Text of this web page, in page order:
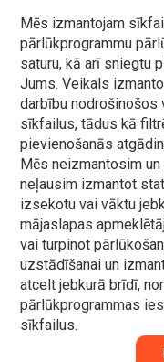
Mēs izmantojam
pārlūkprogrammu
saturu, kā arī sniegtu
Jums. Veikals
darbību
sīkfailus, tādus kā
pievienošanās
Mēs neizmantosim
neļausim izmantot
izsekotu vai vāktu
mājaslapas
vai turpinot
uzstādīšanai un
atcelt jebkurā brīdī,
pārlūkprogrammas
sīkfailus.